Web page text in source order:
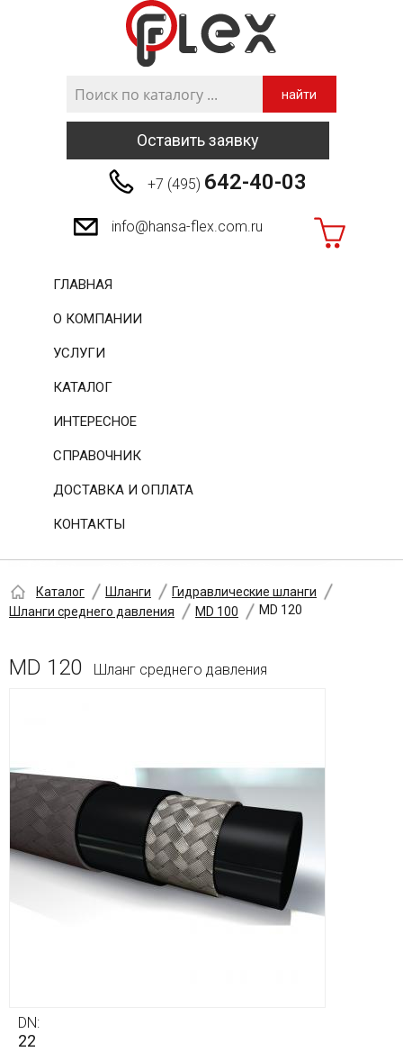
найти
Оставить заявку
+7 (495) 642-40-03
info@hansa-flex.com.ru
ГЛАВНАЯ
О КОМПАНИИ
УСЛУГИ
КАТАЛОГ
ИНТЕРЕСНОЕ
СПРАВОЧНИК
ДОСТАВКА И ОПЛАТА
КОНТАКТЫ
Каталог Шланги
Гидравлические шланги
Шланги среднего давления
MD 100 MD 120
MD 120 Шланг среднего давления
DN:
22